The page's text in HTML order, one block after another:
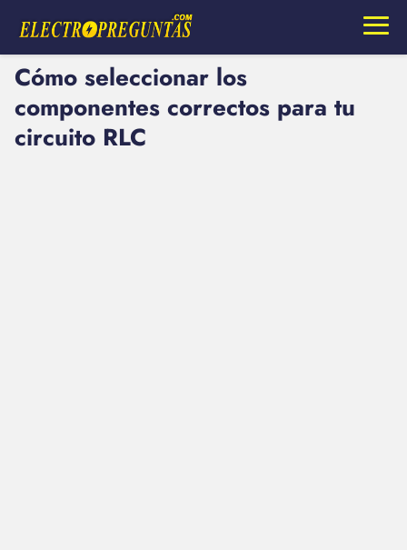
Cómo seleccionar los
componentes correctos para tu
circuito RLC